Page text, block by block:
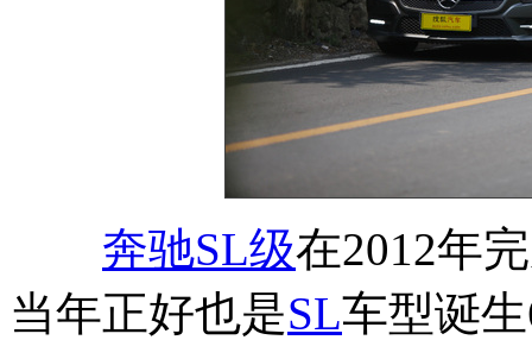
奔驰SL级在2012年
当年正好也是SL车型诞